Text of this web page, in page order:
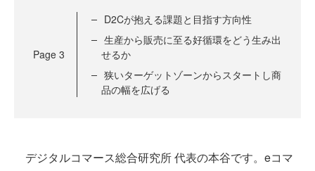
Page 3
D2Cが抱える課題と目指す方向性
生産から販売に至る好循環をどう生み出
せるか
狭いターゲットゾーンからスタートし商
品の幅を広げる
デジタルコマース総合研究所 代表の本谷です。eコマ